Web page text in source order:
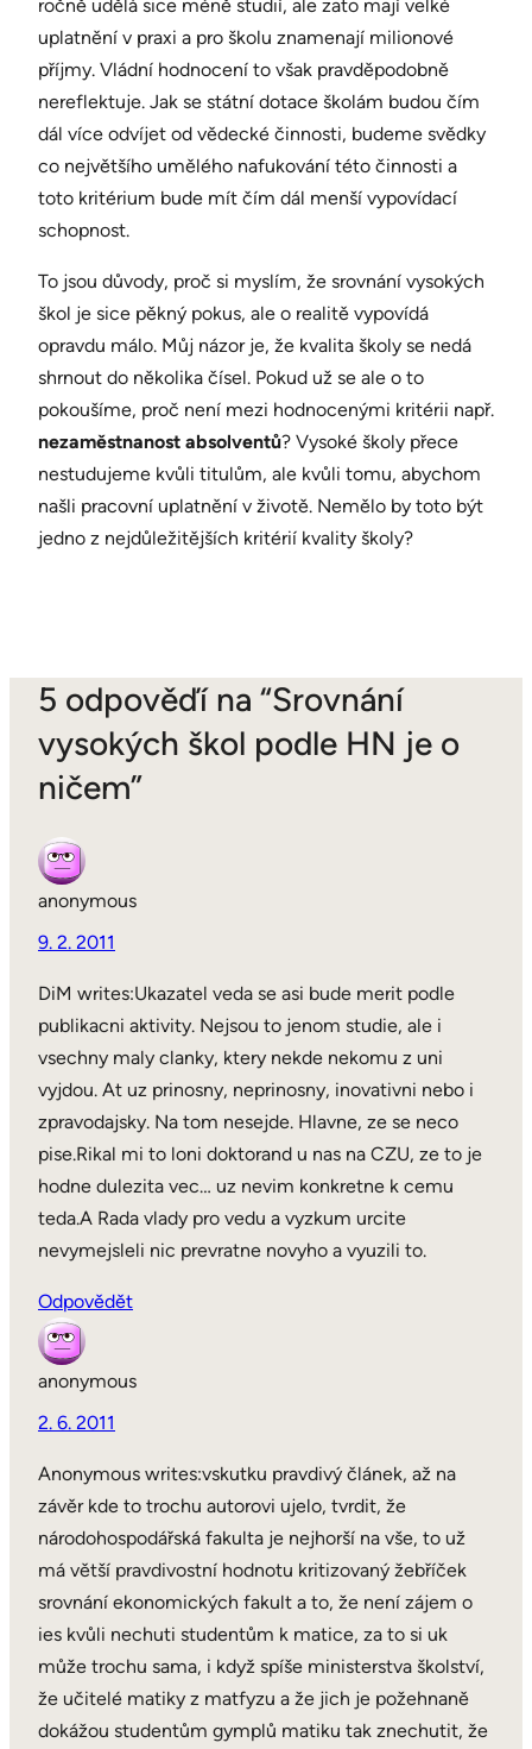
ročně udělá sice méně studií, ale zato mají velké
uplatnění v praxi a pro školu znamenají milionové
příjmy. Vládní hodnocení to však pravděpodobně
nereflektuje. Jak se státní dotace školám budou čím
dál více odvíjet od vědecké činnosti, budeme svědky
co největšího umělého nafukování této činnosti a
toto kritérium bude mít čím dál menší vypovídací
schopnost.
To jsou důvody, proč si myslím, že srovnání vysokých
škol je sice pěkný pokus, ale o realitě vypovídá
opravdu málo. Můj názor je, že kvalita školy se nedá
shrnout do několika čísel. Pokud už se ale o to
pokoušíme, proč není mezi hodnocenými kritérii např.
nezaměstnanost absolventů? Vysoké školy přece
nestudujeme kvůli titulům, ale kvůli tomu, abychom
našli pracovní uplatnění v životě. Nemělo by toto být
jedno z nejdůležitějších kritérií kvality školy?
5 odpověďí na “Srovnání
vysokých škol podle HN je o
ničem”
anonymous
9. 2. 2011
DiM writes:Ukazatel veda se asi bude merit podle
publikacni aktivity. Nejsou to jenom studie, ale i
vsechny maly clanky, ktery nekde nekomu z uni
vyjdou. At uz prinosny, neprinosny, inovativni nebo i
zpravodajsky. Na tom nesejde. Hlavne, ze se neco
pise.Rikal mi to loni doktorand u nas na CZU, ze to je
hodne dulezita vec… uz nevim konkretne k cemu
teda.A Rada vlady pro vedu a vyzkum urcite
nevymejsleli nic prevratne novyho a vyuzili to.
Odpovědět
anonymous
2. 6. 2011
Anonymous writes:vskutku pravdivý článek, až na
závěr kde to trochu autorovi ujelo, tvrdit, že
národohospodářská fakulta je nejhorší na vše, to už
má větší pravdivostní hodnotu kritizovaný žebříček
srovnání ekonomických fakult a to, že není zájem o
ies kvůli nechuti studentům k matice, za to si uk
může trochu sama, i když spíše ministerstva školství,
že učitelé matiky z matfyzu a že jich je požehnaně
dokážou studentům gymplů matiku tak znechutit, že